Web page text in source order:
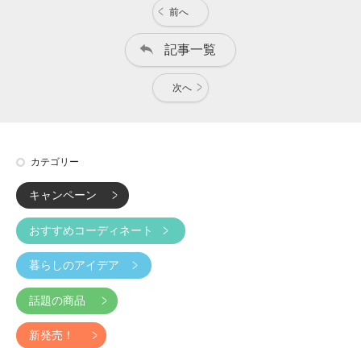
前へ
記事一覧
次へ
カテゴリー
キャンペーン
おすすめコーディネート
暮らしのアイデア
話題の商品
新発売！